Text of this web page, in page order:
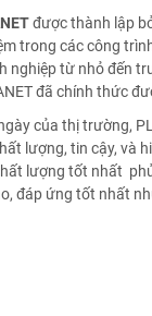
được thành lập
trong các công
nghiệp từ nhỏ đến
đã chính thức
của thị trường,
lượng, tin cậy, và
lượng tốt nhất
đáp ứng tốt nhất